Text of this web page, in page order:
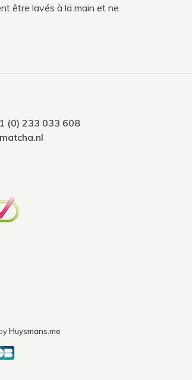
être lavés à la main et ne
(0) 233 033 608
Huysmans.me